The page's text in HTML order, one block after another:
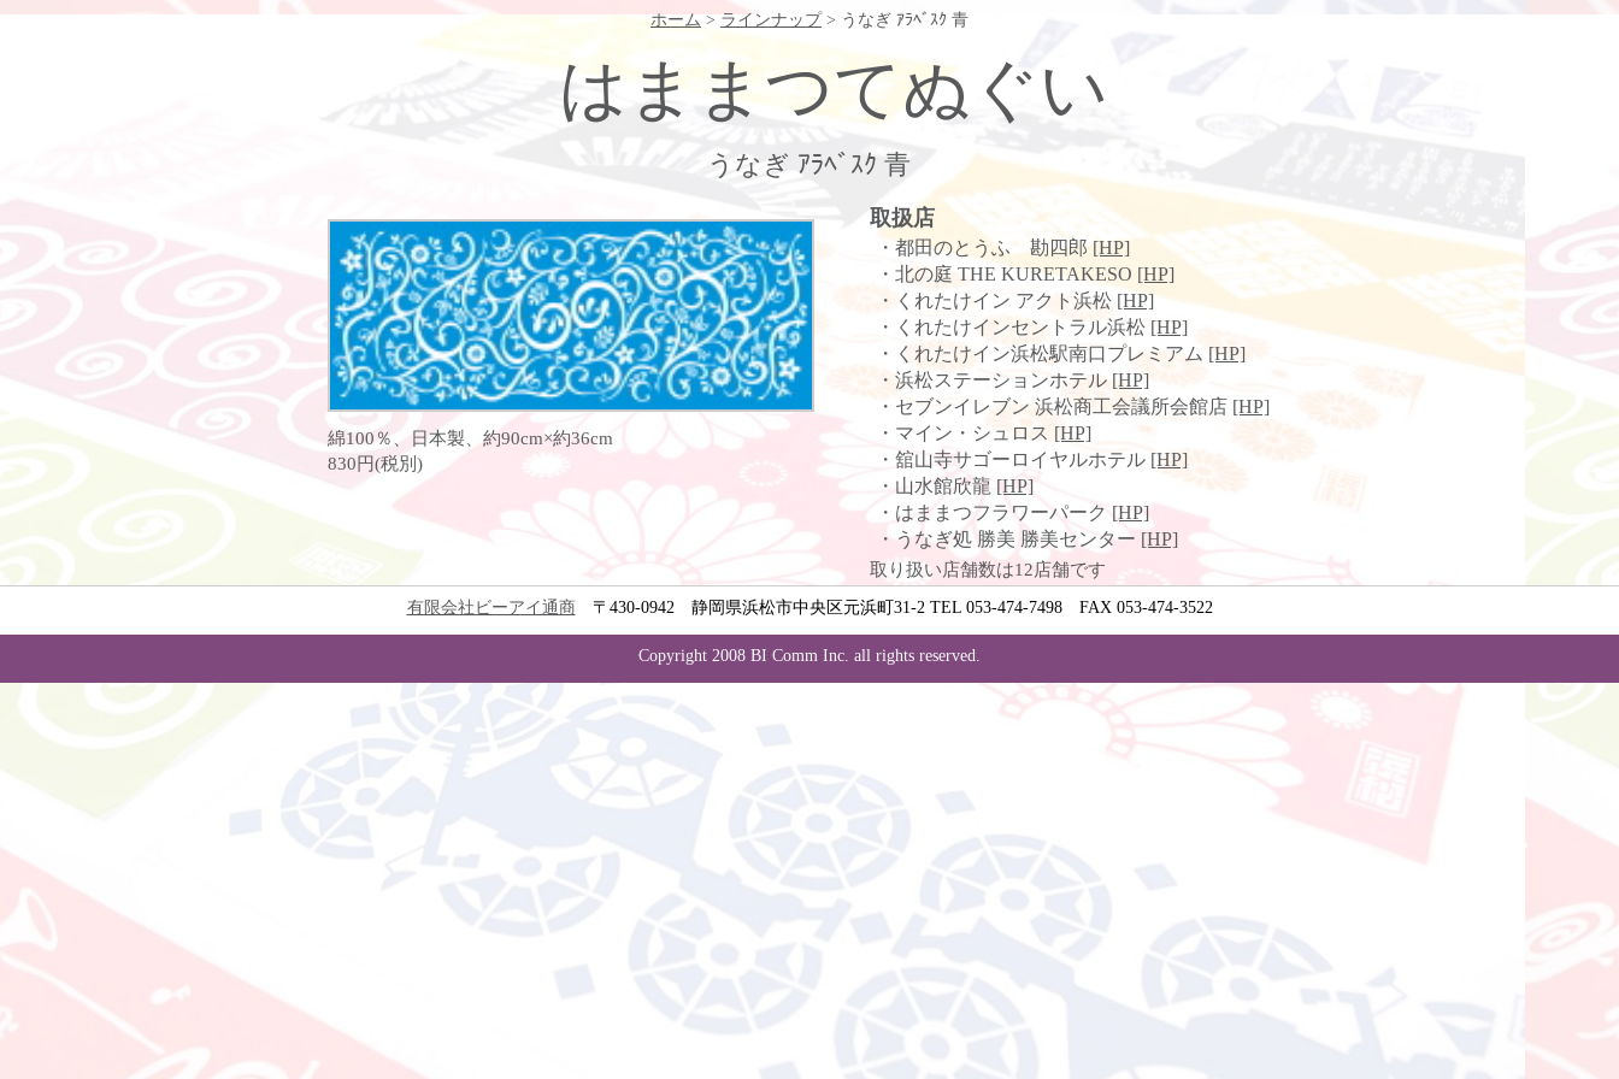
ホーム > ラインナップ > うなぎ ｱﾗﾍﾞｽｸ 青
はままつてぬぐい
うなぎ ｱﾗﾍﾞｽｸ 青
綿100％、日本製、約90cm×約36cm
830円(税別)
取扱店
・都田のとうふ 勘四郎[HP]
・北の庭 THE KURETAKESO [HP]
・くれたけイン アクト浜松 [HP]
・くれたけインセントラル浜松 [HP]
・くれたけイン浜松駅南口プレミアム [HP]
・浜松ステーションホテル [HP]
・セブンイレブン 浜松商工会議所会館店 [HP]
・マイン・シュロス [HP]
・舘山寺サゴーロイヤルホテル [HP]
・山水館欣龍 [HP]
・はままつフラワーパーク [HP]
・うなぎ処 勝美 勝美センター [HP]
取り扱い店舗数は12店舗です
有限会社ビーアイ通商〒430-0942 静岡県浜松市中央区元浜町31-2 TEL 053-474-7498 FAX 053-474-3522
Copyright 2008 BI Comm Inc. all rights reserved.